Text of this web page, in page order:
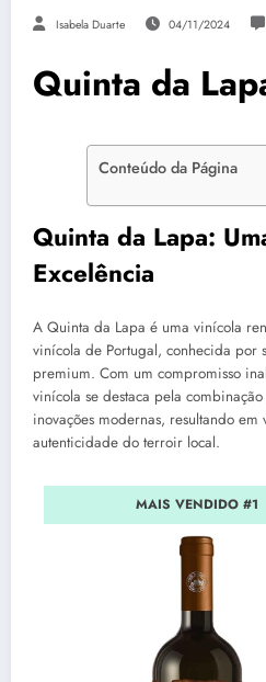
Isabela Duarte 04/11/2024
Quinta da
Conteúdo da Página
Quinta da Lapa:
Excelência
A Quinta da Lapa é uma vinícola
vinícola de Portugal, conhecida por
premium. Com um compromisso
vinícola se destaca pela
inovações modernas, resultando
autenticidade do terroir local.
MAIS VENDIDO #1